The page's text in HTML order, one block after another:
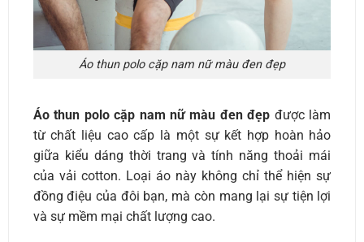
Áo thun polo cặp nam nữ màu đen đẹp
Áo thun polo cặp nam nữ màu đen đẹp được làm
từ chất liệu cao cấp là một sự kết hợp hoàn hảo
giữa kiểu dáng thời trang và tính năng thoải mái
của vải cotton. Loại áo này không chỉ thể hiện sự
đồng điệu của đôi bạn, mà còn mang lại sự tiện lợi
và sự mềm mại chất lượng cao.